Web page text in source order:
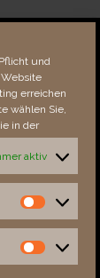
und
erreichen
wählen Sie,
in der
aktiv
Statistiken
Marketing
28073